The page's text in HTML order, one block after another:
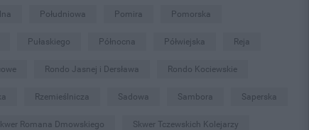
Południowa Pomira Pomorska
Pułaskiego Północna Półwiejska Reja
Rondo Jasnej i Dersława Rondo Kociewskie
Rzemieślnicza Sadowa Sambora Saperska
Romana Dmowskiego Skwer Tczewskich Kolejarzy